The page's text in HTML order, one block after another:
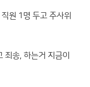
원 1명 두고 주사위
죄송, 하는거 지금이